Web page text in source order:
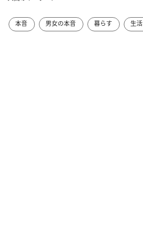
本音 男女の本音 暮らす 生活